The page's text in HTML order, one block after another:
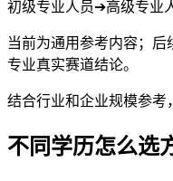
初级专业人员➔高级专业
当前为通用参考内容；
专业真实赛道结论。
结合行业和企业规模参考
不同学历怎么选